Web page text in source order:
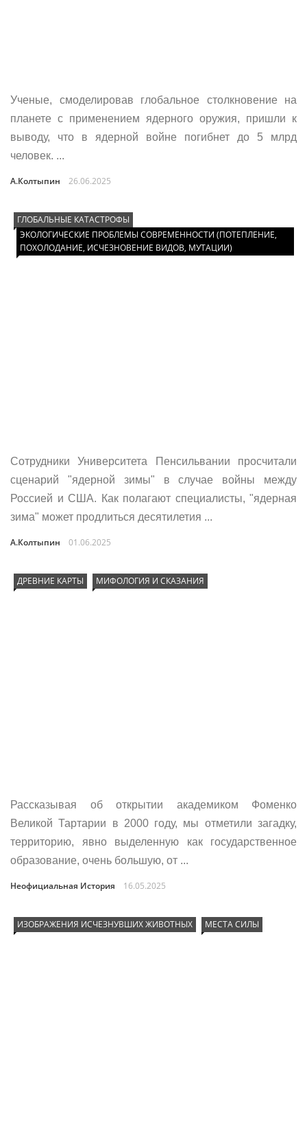
Ученые, смоделировав глобальное столкновение на
планете с применением ядерного оружия, пришли к
выводу, что в ядерной войне погибнет до 5 млрд
человек. ...
А.Колтыпин 26.06.2025
ГЛОБАЛЬНЫЕ КАТАСТРОФЫ
ЭКОЛОГИЧЕСКИЕ ПРОБЛЕМЫ СОВРЕМЕННОСТИ (ПОТЕПЛЕНИЕ,
ПОХОЛОДАНИЕ, ИСЧЕЗНОВЕНИЕ ВИДОВ, МУТАЦИИ)
Сотрудники Университета Пенсильвании просчитали
сценарий "ядерной зимы" в случае войны между
Россией и США. Как полагают специалисты, "ядерная
зима" может продлиться десятилетия ...
А.Колтыпин 01.06.2025
ДРЕВНИЕ КАРТЫ МИФОЛОГИЯ И СКАЗАНИЯ
Рассказывая об открытии академиком Фоменко
Великой Тартарии в 2000 году, мы отметили загадку,
территорию, явно выделенную как государственное
образование, очень большую, от ...
Неофициальная История 16.05.2025
ИЗОБРАЖЕНИЯ ИСЧЕЗНУВШИХ ЖИВОТНЫХ МЕСТА СИЛЫ